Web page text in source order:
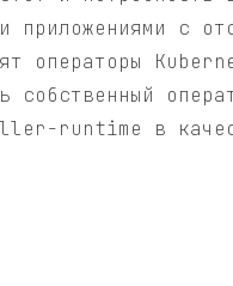
приложениями с
операторы
собственный
runtime в